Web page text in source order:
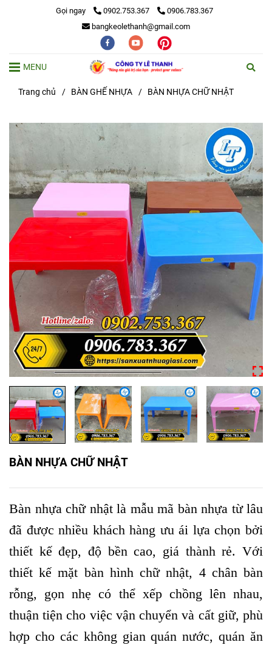
Gọi ngay 0902.753.367
0906.783.367
bangkeolethanh@gmail.com
MENU
Trang chủ / BÀN GHẾ NHỰA / BÀN NHỰA CHỮ NHẬT
BÀN NHỰA CHỮ NHẬT
Bàn nhựa chữ nhật là mẫu mã bàn nhựa từ lâu
đã được nhiều khách hàng ưu ái lựa chọn bởi
thiết kế đẹp, độ bền cao, giá thành rẻ. Với
thiết kế mặt bàn hình chữ nhật, 4 chân bàn
rỗng, gọn nhẹ có thể xếp chồng lên nhau,
thuận tiện cho việc vận chuyển và cất giữ, phù
hợp cho các không gian quán nước, quán ăn